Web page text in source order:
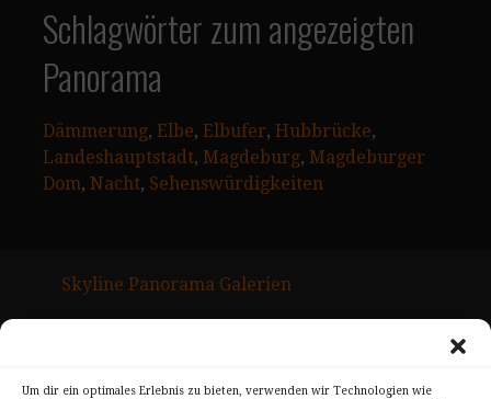
Um dir ein optimales Erlebnis zu bieten, verwenden wir Technologien wie
Schlagwörter zum angezeigten
Panorama
Dämmerung, Elbe, Elbufer, Hubbrücke
Landeshauptstadt, Magdeburg, Magdeburger
Dom, Nacht, Sehenswürdigkeiten
Skyline Panorama Galerien